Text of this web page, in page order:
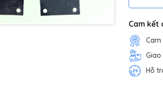
Cam kết
Cam
Hỗ